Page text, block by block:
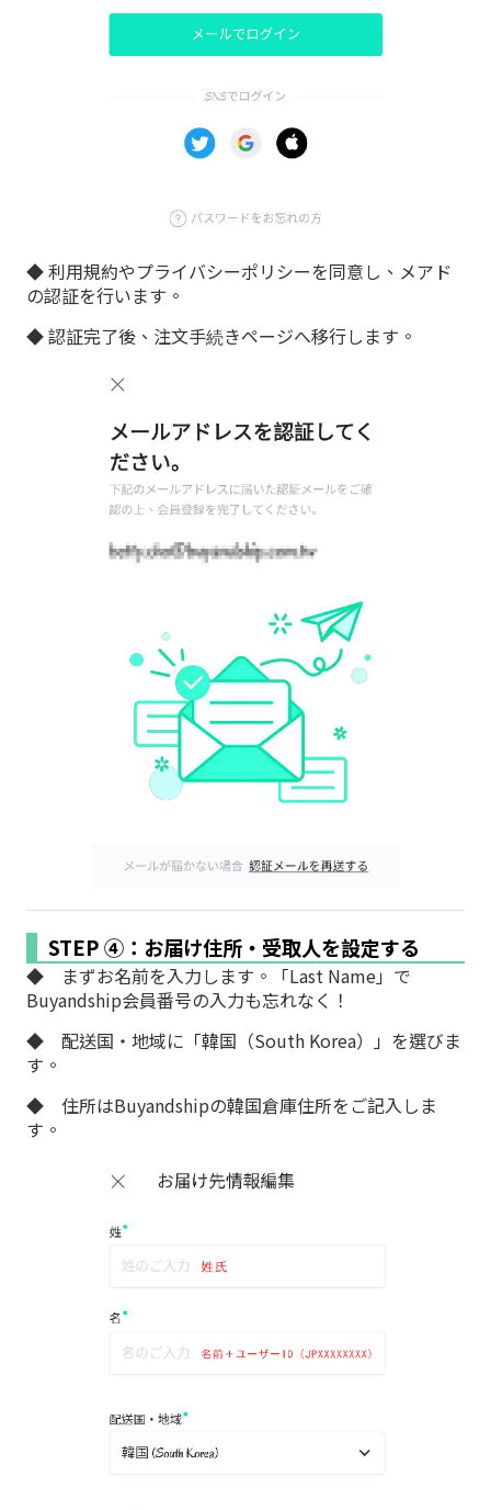
◆ 利用規約やプライバシーポリシーを同意し、メアド
の認証を行います。
◆ 認証完了後、注文手続きページへ移行します。
STEP ④：お届け住所・受取人を設定する
◆ まずお名前を入力します。「Last Name」で
Buyandship会員番号の入力も忘れなく！
◆ 配送国・地域に「韓国（South Korea）」を選びま
す。
◆ 住所はBuyandshipの韓国倉庫住所をご記入しま
す。